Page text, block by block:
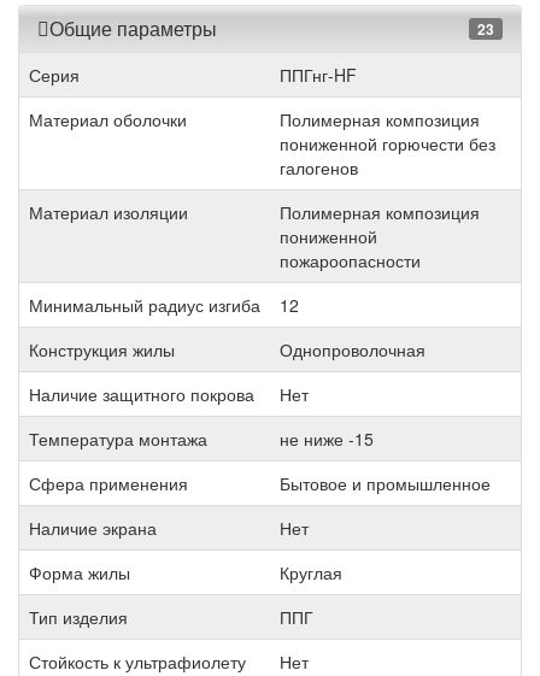
Общие параметры 23
Серия
ППГнг-HF
Материал оболочки
Полимерная композиция
пониженной горючести без
галогенов
Материал изоляции
Полимерная композиция
пониженной
пожароопасности
Минимальный радиус изгиба
12
Конструкция жилы
Однопроволочная
Наличие защитного покрова
Нет
Температура монтажа
не ниже -15
Сфера применения
Бытовое и промышленное
Наличие экрана
Нет
Форма жилы
Круглая
Тип изделия
ППГ
Стойкость к ультрафиолету
Нет